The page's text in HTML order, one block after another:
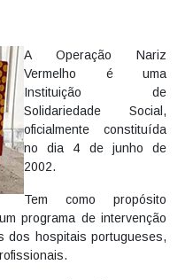
A Operação Nariz
Vermelho é uma
Instituição de
Solidariedade Social,
oficialmente constituída
no dia 4 de junho de
2002.
Tem como propósito
programa de intervenção
dos hospitais portugueses,